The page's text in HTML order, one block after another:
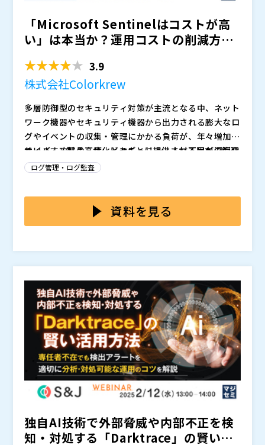
事実です。
キュリティ対策を実現したい方は、ぜひご参加くださ
い。
「Microsoft Sentinelはコストが高
い」は本当か？運用コストの削減方法
3.9
株式会社Colorkrew
多層防御型のセキュリティ対策が主流となる中、ネット
ワーク機器やセキュリティ機器から出力される膨大なロ
グやイベントの収集・管理にかかる負荷が、年々増加し
ています。製品・サービスごとに提供される固有の管理
ツールやサードパーティのツールを併用して運用する場
ール同士が類似の機能を持っている場合、コストやリソ
ースが無駄に消費されるだけでなく、管理すべきアラー
ート疲れ」を引き起こす原因にもなったり、重大なセキ
ュリティリスクの見逃しや、運用ミスによるインシデン
ト発生のリスクが高まる可能性があります。 また、各
ツールが異なるログ形式でデータを出力したり、独自の
ダッシュボードやレポートを持っていたりすると、全体
のセキュリティ状況の可視化や統合的な分析が困難にな
ります。結果として、インシデント対応の遅れやセキュ
リティ監視の非効率化を招き、適切な対策の実施が難し
くなる恐れがあります。
サイバー攻撃の高度化とセキュリティ人材不足が深刻化
する中、組織の防御力を高めるためには、高度な脅威検
Sentinel」です。 Microsoft Sentinelは「SIEM（Sec
urity Information and Event Management）」およ
and Response）」の基盤となり、セキュリティイベン
トの監視、分析、自動化、対応を統合的に行うための強
力なツールです。「Microsoft 365」や「Mircosoft Az
ure」「AWS（Amazon Web Services）」などのクラ
ウド環境はもちろん、オンプレミスのデータとも統合可
能です。 さらに、AIと機械学習を活用した脅威検知機
能により、潜在的な脅威や異常なアクティビティを高精
度で検出します。加えて、自動応答機能（SOAR）によ
ってインシデント対応を迅速化します。 Microsoft Se
ntinelを活用することで、セキュリティの可視性を向上
させ、統合的な監視と高度な脅威検知を実現し、企業の
トが発生するため、無計画に大量のログを取り込むとコ
ストが増大する可能性があります。「Microsoft Senti
実は、適切に運用することでコストを最適化できる柔軟
なプラットフォームです。 Sentinel導入時には、「ど
のデータを集約し、何を実現したいのか」を明確にし、
目的に沿ったログ管理や運用設計を行うことが不可欠で
す。 Microsoft Sentinelを使用する上では幾つかの注
意ポイントがあります。それらを解消して適切なコスト
管理と運用設計を実施するだけで、Microsoft Sentine
lの月額費用を抑えながら高度なセキュリティ監視を実
現できます。
る多層型防御型セキュリティ運用を統合監視したい」と
お考えの企業・組織の情報システム部門／セキュリティ
運用の担当者を対象として開催します。 2023年に日本
マイクロソフトの「Secure multicloud environmen
t Award」を受賞したColorkrewが提供する「Micros
oft 365セキュリティ支援」サービスを紹介。独自の脅
威検知機能や柔軟なアラートのカスタマイズなどに加
え、Microsoft Sentinelの導入支援、その後の監視運
用まで総合的に支援するソリューションについて、その
概要や導入効果などをご説明します。Microsoft Senti
nelを活用したセキュリティ統合監視の実現方法を知り
株式会社Colorkrew（）
株式会社オープンソース活用研究所（）
マジセミ株式会社（）
※共催、協賛、協力、講演企業は将来的に追加、削除さ
れる可能性があります。
ログ管理・ログ監査
資料を見る
独自AI技術で外部脅威や内部不正を検
知・対処する「Darktrace」の賢い活